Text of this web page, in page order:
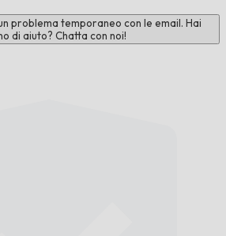
problema temporaneo con le email. Hai
di aiuto? Chatta con noi!